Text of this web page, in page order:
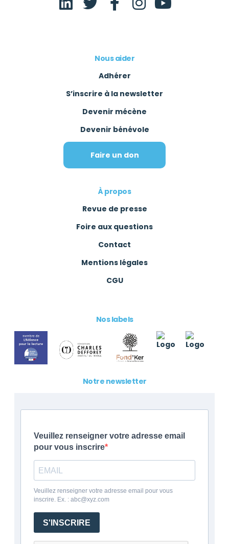
Nous aider
Adhérer
S’inscrire à la newsletter
Devenir mécène
Devenir bénévole
Faire un don
À propos
Revue de presse
Foire aux questions
Contact
Mentions légales
CGU
Nos labels
Notre newsletter
Veuillez renseigner votre adresse email
pour vous inscrire
Veuillez renseigner votre adresse email pour vous
inscrire. Ex. : abc@xyz.com
S'INSCRIRE